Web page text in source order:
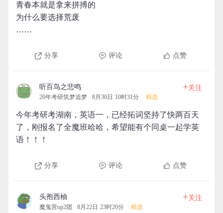
青春本就是拿来拼搏的
为什么要选择荒废
……
分享 评论 点赞
听百鸟之悲鸣
20年考研筑梦追梦 8月30日 10时31分 精选
+关注
今年考研考湖南，英语一，已经拓词坚持了快两百天
了，刚报名了全魔班哈哈，希望能有个同桌一起学英
语！！！
分享 评论 点赞
头孢西柚
魔鬼营up2团 8月22日 23时20分 精选
+关注